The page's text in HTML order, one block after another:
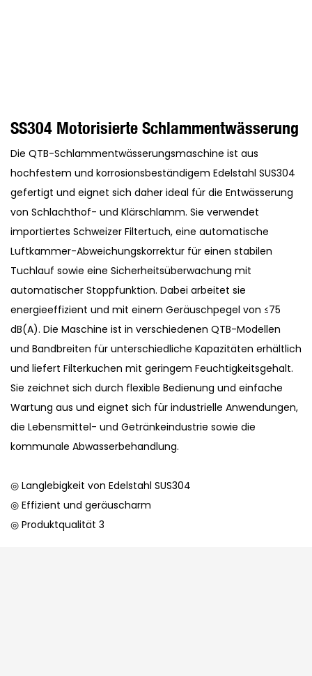
SS304 Motorisierte Schlammentwässerung
Die QTB-Schlammentwässerungsmaschine ist aus
hochfestem und korrosionsbeständigem Edelstahl SUS304
gefertigt und eignet sich daher ideal für die Entwässerung
von Schlachthof- und Klärschlamm. Sie verwendet
importiertes Schweizer Filtertuch, eine automatische
Luftkammer-Abweichungskorrektur für einen stabilen
Tuchlauf sowie eine Sicherheitsüberwachung mit
automatischer Stoppfunktion. Dabei arbeitet sie
energieeffizient und mit einem Geräuschpegel von ≤75
dB(A). Die Maschine ist in verschiedenen QTB-Modellen
und Bandbreiten für unterschiedliche Kapazitäten erhältlich
und liefert Filterkuchen mit geringem Feuchtigkeitsgehalt.
Sie zeichnet sich durch flexible Bedienung und einfache
Wartung aus und eignet sich für industrielle Anwendungen,
die Lebensmittel- und Getränkeindustrie sowie die
kommunale Abwasserbehandlung.
◎ Langlebigkeit von Edelstahl SUS304
◎ Effizient und geräuscharm
◎ Produktqualität 3